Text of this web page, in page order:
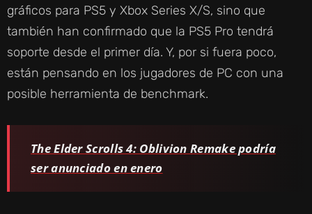
gráficos para PS5 y Xbox Series X/S, sino que
también han confirmado que la PS5 Pro tendrá
soporte desde el primer día. Y, por si fuera poco,
están pensando en los jugadores de PC con una
posible herramienta de benchmark.
The Elder Scrolls 4: Oblivion Remake podría
ser anunciado en enero